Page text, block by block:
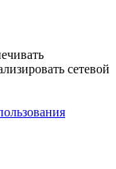
сетевой